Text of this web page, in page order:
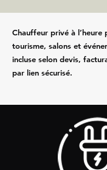
Chauffeur privé à l’heure
tourisme, salons et
incluse selon devis,
par lien sécurisé.